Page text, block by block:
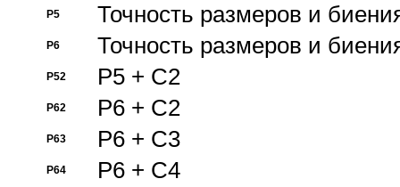
P5 Точность размеров и
P6 Точность размеров и
P52 P5 + C2
P62 P6 + C2
P63 P6 + C3
P64 P6 + C4